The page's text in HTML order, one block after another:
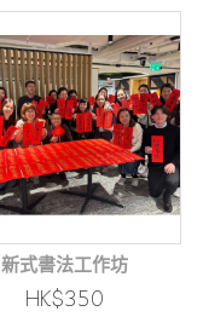
新式書法工作坊
HK$350